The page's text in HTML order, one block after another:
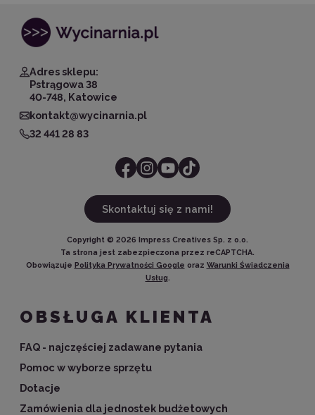
Adres sklepu:
Pstrągowa 38
40-748, Katowice
kontakt@wycinarnia.pl
32 441 28 83
Skontaktuj się z nami!
Copyright © 2026 Impress Creatives Sp. z o.o.
Ta strona jest zabezpieczona przez reCAPTCHA.
Obowiązuje Polityka Prywatności Google oraz Warunki Świadczenia
Usług.
OBSŁUGA KLIENTA
FAQ - najczęściej zadawane pytania
Pomoc w wyborze sprzętu
Dotacje
Zamówienia dla jednostek budżetowych